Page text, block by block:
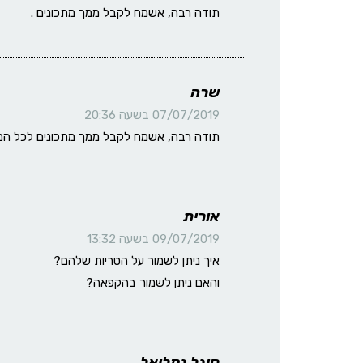
תודה רבה, אשמח לקבל ממך מתכונים .
שרה
07/07/2019 בשעה 20:36
תודה רבה, אשמח לקבל ממך מתכונים לכל
אורית
09/07/2019 בשעה 13:32
איך ניתן לשמור על הטריות שלהם?
והאם ניתן לשמור בהקפאה?